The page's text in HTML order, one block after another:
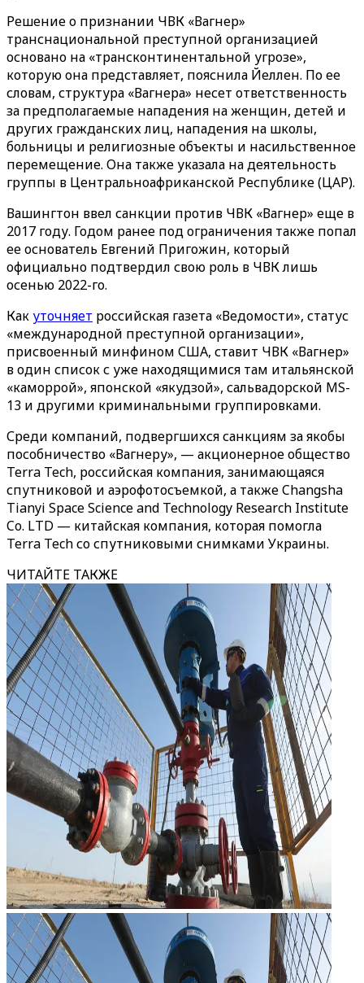
Решение о признании ЧВК «‎‎Вагнер»
транснациональной преступной организацией
основано на «трансконтинентальной угрозе»,
которую она представляет, пояснила Йеллен. По ее
словам, структура «‎Вагнера» ‎несет ответственность
за предполагаемые нападения на женщин, детей и
других гражданских лиц, нападения на школы,
больницы и религиозные объекты и насильственное
перемещение. Она также указала на деятельность
группы в Центральноафриканской Республике (ЦАР).
Вашингтон ввел санкции против ЧВК «Вагнер» еще в
2017 году. Годом ранее под ограничения также попал
ее основатель Евгений Пригожин, который
официально подтвердил свою роль в ЧВК лишь
осенью 2022-го.
Как уточняет российская газета «‎Ведомости»‎, статус
«международной преступной организации»,
присвоенный минфином США, ставит ЧВК «Вагнер»
в один список с уже находящимися там итальянской
«каморрой», японской «якудзой», сальвадорской MS-
13 и другими криминальными группировками.
Среди компаний, подвергшихся санкциям за якобы
пособничество «Вагнеру», — акционерное общество
Terra Tech, российская компания, занимающаяся
спутниковой и аэрофотосъемкой, а также Changsha
Tianyi Space Science and Technology Research Institute
Co. LTD — китайская компания, которая помогла
Terra Tech со спутниковыми снимками Украины.
ЧИТАЙТЕ ТАКЖЕ